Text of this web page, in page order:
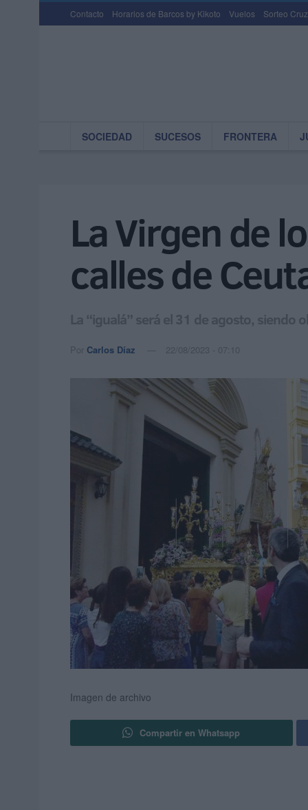
Contacto Horarios de Barcos by Kikoto Vuelos Sorteo
SOCIEDAD SUCESOS FRONTERA
La Virgen de
calles de
La “igualá” será el 31 de agosto, siendo
Por Carlos Díaz 22/08/2023 - 07:10
Imagen de archivo
Compartir en Whatsapp